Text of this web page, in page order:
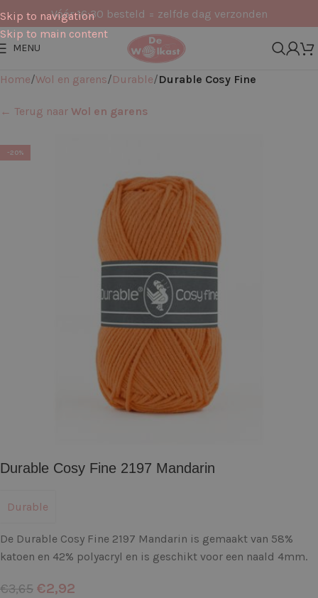
Skip to navigation
Skip to main content
Vóór 16:30 besteld = zelfde dag verzonden
MENU
Home Wol en garens Durable Durable Cosy Fine
← Terug naar Wol en garens
-20%
Durable Cosy Fine 2197 Mandarin
Durable
De Durable Cosy Fine 2197 Mandarin is gemaakt van 58%
katoen en 42% polyacryl en is geschikt voor een naald 4mm.
€3,65 €2,92